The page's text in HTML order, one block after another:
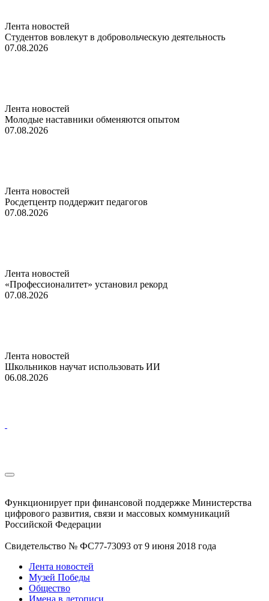
Лента новостей
Студентов вовлекут в добровольческую деятельность
07.08.2026
Лента новостей
Молодые наставники обменяются опытом
07.08.2026
Лента новостей
Росдетцентр поддержит педагогов
07.08.2026
Лента новостей
«Профессионалитет» установил рекорд
07.08.2026
Лента новостей
Школьников научат использовать ИИ
06.08.2026
Функционирует при финансовой поддержке Министерства
цифрового развития, связи и массовых коммуникаций
Российской Федерации
Свидетельство № ФС77-73093 от 9 июня 2018 года
Лента новостей
Музей Победы
Общество
Имена в летописи